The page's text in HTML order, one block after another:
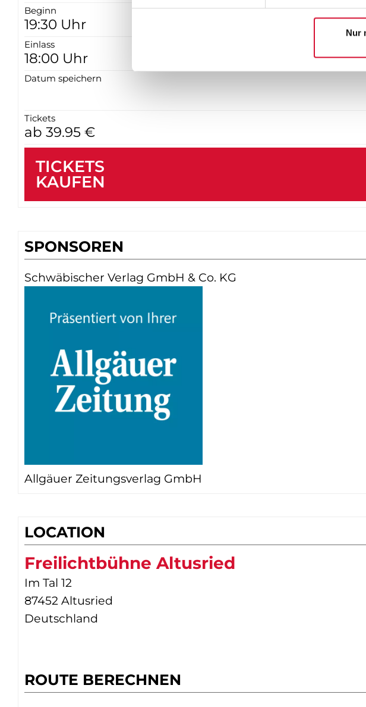
Nur
Beginn
19:30 Uhr
Einlass
18:00 Uhr
Datum speichern
Tickets
ab 39.95 €
TICKETS
KAUFEN
SPONSOREN
Schwäbischer Verlag GmbH & Co. KG
Allgäuer Zeitungsverlag GmbH
LOCATION
Freilichtbühne Altusried
Im Tal 12
87452 Altusried
Deutschland
ROUTE BERECHNEN